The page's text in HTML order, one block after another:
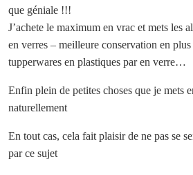
que géniale !!!
J’achete le maximum en vrac et mets les
en verres – meilleure conservation en
tupperwares en plastiques par en verre…
Enfin plein de petites choses que je mets
naturellement
En tout cas, cela fait plaisir de ne pas se
par ce sujet